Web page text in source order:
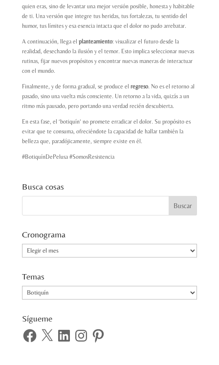
quien eras, sino de levantar una mejor versión posible, honesta y habitable
de ti. Una versión que integre tus heridas, tus fortalezas, tu sentido del
humor, tus límites y esa esencia intacta que el dolor no pudo arrebatar.
A continuación, llega el planteamiento: visualizar el futuro desde la
realidad, desechando la ilusión y el temor. Esto implica seleccionar nuevas
rutinas, fijar nuevos propósitos y encontrar nuevas maneras de interactuar
con el mundo.
Finalmente, y de forma gradual, se produce el regreso. No es el retorno al
pasado, sino una vuelta más consciente. Un retorno a la vida, quizás a un
ritmo más pausado, pero portando una verdad recién descubierta.
En esta fase, el ‘botiquín’ no promete erradicar el dolor. Su propósito es
evitar que te consuma, ofreciéndote la capacidad de hallar también la
belleza que, paradójicamente, siempre existe en él.
#BotiquínDePelusa #SomosResistencia
Busca cosas
Cronograma
Cronograma
Temas
Temas
Sígueme
Facebook
X LinkedInInstagramPinterest